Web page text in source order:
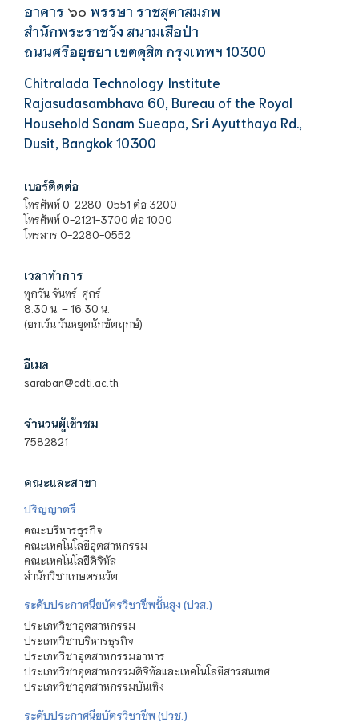
อาคาร ๖๐ พรรษา ราชสุดาสมภพ
สำนักพระราชวัง สนามเสือป่า
ถนนศรีอยุธยา เขตดุสิต กรุงเทพฯ 10300
Chitralada Technology Institute
Rajasudasambhava 60, Bureau of the Royal
Household Sanam Sueapa, Sri Ayutthaya Rd.,
Dusit, Bangkok 10300
เบอร์ติดต่อ
โทรศัพท์ 0-2280-0551 ต่อ 3200
โทรศัพท์ 0-2121-3700 ต่อ 1000
โทรสาร 0-2280-0552
เวลาทำการ
ทุกวัน จันทร์-ศุกร์
8.30 น. – 16.30 น.
(ยกเว้น วันหยุดนักขัตฤกษ์)
อีเมล
saraban@cdti.ac.th
จำนวนผู้เข้าชม
7582821
คณะและสาขา
ปริญญาตรี
คณะบริหารธุรกิจ
คณะเทคโนโลยีอุตสาหกรรม
คณะเทคโนโลยีดิจิทัล
สำนักวิชาเกษตรนวัต
ระดับประกาศนียบัตรวิชาชีพชั้นสูง (ปวส.)
ประเภทวิชาอุตสาหกรรม
ประเภทวิชาบริหารธุรกิจ
ประเภทวิชาอุตสาหกรรมอาหาร
ประเภทวิชาอุตสาหกรรมดิจิทัลและเทคโนโลยีสารสนเทศ
ประเภทวิชาอุตสาหกรรมบันเทิง
ระดับประกาศนียบัตรวิชาชีพ (ปวช.)